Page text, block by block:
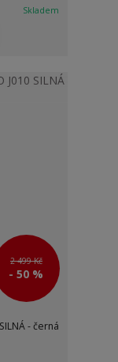
Skladem
2 499 Kč
- 50 %
- černá